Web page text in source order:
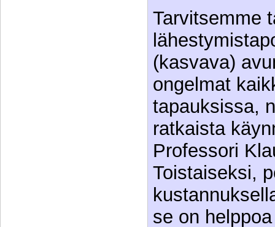
Tarvitsemme
(kasvava)
ongelmat
tapauksissa,
ratkaista
Professori
Toistaiseksi,
se on